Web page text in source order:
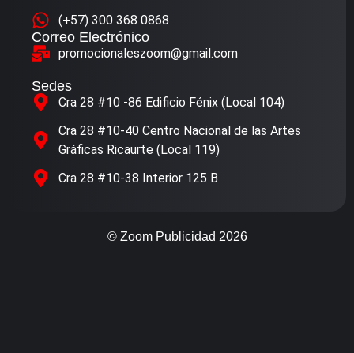
(+57) 300 368 0868
Correo Electrónico
promocionaleszoom@gmail.com
Sedes
Cra 28 #10 -86 Edificio Fénix (Local 104)
Cra 28 #10-40 Centro Nacional de las Artes
Gráficas Ricaurte (Local 119)
Cra 28 #10-38 Interior 125 B
© Zoom Publicidad 2026